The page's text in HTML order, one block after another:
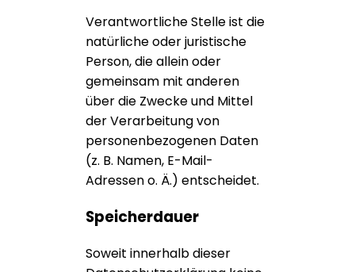
Verantwortliche Stelle ist die
natürliche oder juristische
Person, die allein oder
gemeinsam mit anderen
über die Zwecke und Mittel
der Verarbeitung von
personenbezogenen Daten
(z. B. Namen, E-Mail-
Adressen o. Ä.) entscheidet.
Speicherdauer
Soweit innerhalb dieser